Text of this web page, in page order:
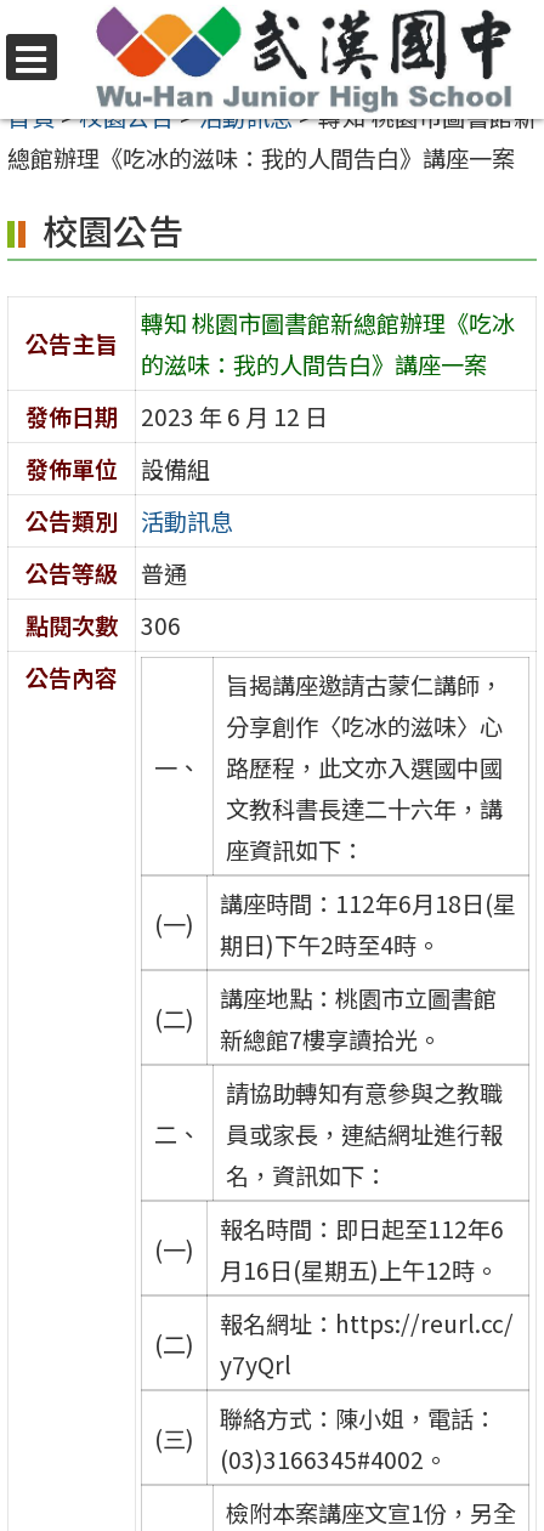
至
要
容
區
選
單
首頁>校園公告>活動訊息>轉知 桃園市圖書館新
總館辦理《吃冰的滋味：我的人間告白》講座一案
校園公告
公告主旨
轉知 桃園市圖書館新總館辦理《吃冰
的滋味：我的人間告白》講座一案
發佈日期
2023 年 6 月 12 日
發佈單位
設備組
公告類別
活動訊息
公告等級
普通
點閱次數
306
公告內容
一、
旨揭講座邀請古蒙仁講師，
分享創作〈吃冰的滋味〉心
路歷程，此文亦入選國中國
文教科書長達二十六年，講
座資訊如下：
(一)
講座時間：112年6月18日(星
期日)下午2時至4時。
(二)
講座地點：桃園市立圖書館
新總館7樓享讀拾光。
二、
請協助轉知有意參與之教職
員或家長，連結網址進行報
名，資訊如下：
(一)
報名時間：即日起至112年6
月16日(星期五)上午12時。
(二)
報名網址：https://reurl.cc/
y7yQrl
(三)
聯絡方式：陳小姐，電話：
(03)3166345#4002。
檢附本案講座文宣1份，另全